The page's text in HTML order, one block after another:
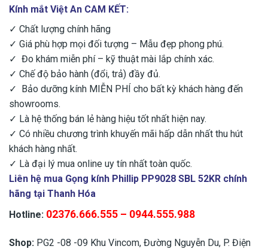
Kính mắt Việt An CAM KẾT:
✓ Chất lượng chính hãng
✓ Giá phù hợp mọi đối tượng – Mẫu đẹp phong phú.
✓ Đo khám miễn phí – kỹ thuật mài lắp chính xác.
✓ Chế độ bảo hành (đổi, trả) đầy đủ.
✓ Bảo dưỡng kính MIỄN PHÍ cho bất kỳ khách hàng đến
showrooms.
✓ Là hệ thống bán lẻ hàng hiệu tốt nhất hiện nay.
✓ Có nhiều chương trình khuyến mãi hấp dẫn nhất thu hút
khách hàng nhất.
✓ Là đại lý mua online uy tín nhất toàn quốc.
Liên hệ mua Gọng kính Phillip PP9028 SBL 52KR chính
hãng tại Thanh Hóa
Hotline: 02376.666.555 – 0944.555.988
Shop: PG2 -08 -09 Khu Vincom, Đường Nguyễn Du, P. Điện